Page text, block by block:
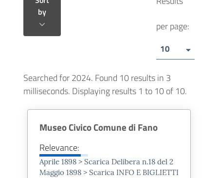
per page:
10
Searched for 2024. Found 10 results in 3
milliseconds. Displaying results 1 to 10 of 10.
Museo Civico Comune di Fano
Relevance:
Aprile 1898 > Scarica Delibera n.18 del 2
Maggio 1898 > Scarica INFO E BIGLIETTI